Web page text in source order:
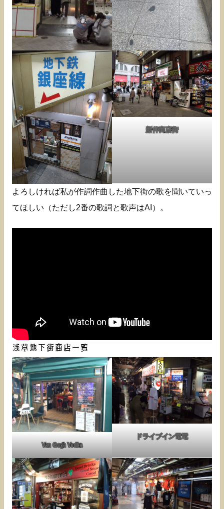
新仲商店街
よろしければ私が作詞作曲した地下街の歌を聞いていっ
てほしい（ただし2番の歌詞と歌声はAI）。
浅草地下街商店一覧
Van Gogh Vodka
ドライブイン電電